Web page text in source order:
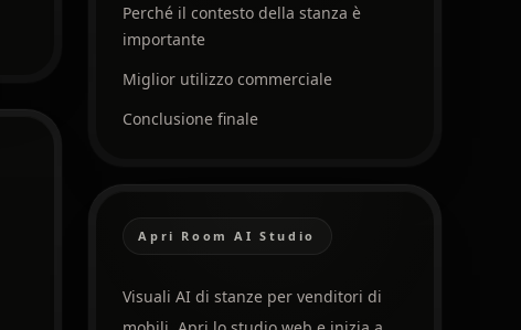
Perché il contesto della stanza è
importante
Miglior utilizzo commerciale
Conclusione finale
Apri Room AI Studio
Visuali AI di stanze per venditori di